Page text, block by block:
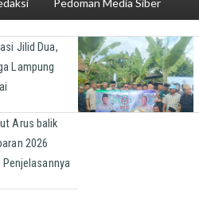
Pedoman Media Siber
Jilid Dua,
Lampung
Arus balik
2026
Penjelasannya